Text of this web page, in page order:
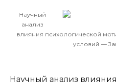
Научный
анализ
влияния психологической
условий —
Научный анализ